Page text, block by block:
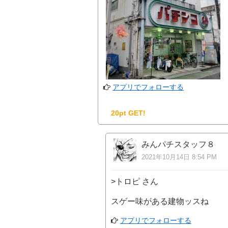
アプリでフォローする
20pt GET!
みんパチスタッフ８
2021年10月14日 8:54 PM
>トロピ さん
スゲー味がある建物ッスね
アプリでフォローする